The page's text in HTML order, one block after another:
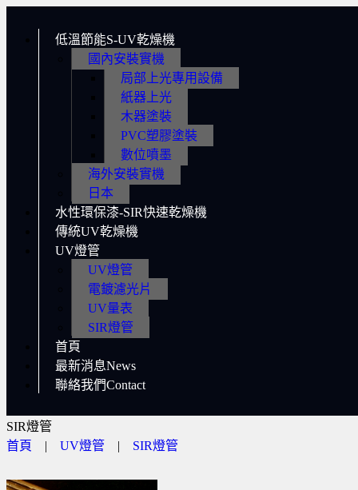
低溫節能S-UV乾燥機
國內安裝實機
局部上光專用設備
紙器上光
木器塗裝
PVC塑膠塗裝
數位噴墨
海外安裝實機
日本
水性環保漆-SIR快速乾燥機
傳統UV乾燥機
UV燈管
UV燈管
電鍍濾光片
UV量表
SIR燈管
首頁
最新消息News
聯絡我們Contact
SIR燈管
首頁
| UV燈管 | SIR燈管